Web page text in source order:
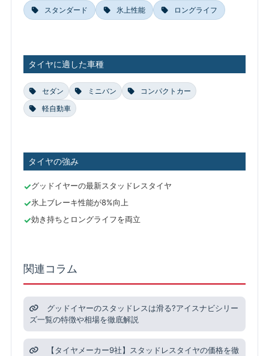
スタンダード 氷上性能 ロングライフ
タイヤに適した車種
セダン ミニバン
コンパクトカー
軽自動車
タイヤの強み
グッドイヤーの最新スタッドレスタイヤ
氷上ブレーキ性能が8%向上
効き持ちとロングライフを両立
関連コラム
グッドイヤーのスタッドレスは滑る?アイスナビシリー
ズ一覧の特徴や相場を徹底解説
【タイヤメーカー9社】スタッドレスタイヤの価格を徹